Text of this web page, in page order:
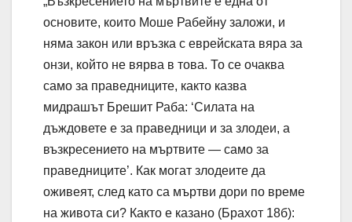
основите, които Моше Рабейну заложи, и
няма закон или връзка с еврейската вяра за
онзи, който не вярва в това. То се очаква
само за праведниците, както казва
мидрашът Брешит Раба: ‘Силата на
дъждовете е за праведници и за злодеи, а
възкресението на мъртвите — само за
праведниците’. Как могат злодеите да
оживеят, след като са мъртви дори по време
на живота си? Както е казано (Брахот 18б):